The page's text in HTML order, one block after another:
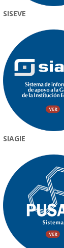
SISEVE
SIAGIE